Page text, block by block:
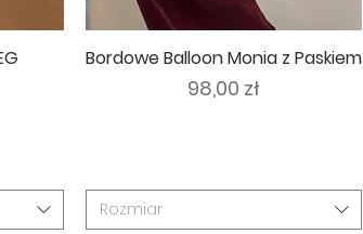
Bordowe Balloon Monia z Paskiem
Cena
98,00 zł
Rozmiar